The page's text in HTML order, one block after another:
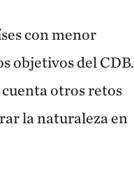
con menor
objetivos del CDB.
otros retos
la naturaleza en